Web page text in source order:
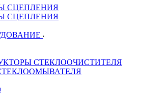
СЦЕПЛЕНИЯ
СЦЕПЛЕНИЯ
СТЕКЛООЧИСТИТЕЛЯ